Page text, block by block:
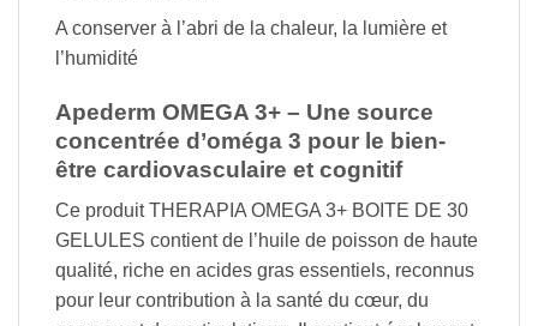
A conserver à l’abri de la chaleur, la lumière et
l’humidité
Apederm OMEGA 3+ – Une source
concentrée d’oméga 3 pour le bien-
être cardiovasculaire et cognitif
Ce produit THERAPIA OMEGA 3+ BOITE DE 30
GELULES contient de l’huile de poisson de haute
qualité, riche en acides gras essentiels, reconnus
pour leur contribution à la santé du cœur, du